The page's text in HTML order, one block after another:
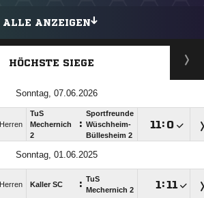
ALLE ANZEIGEN
HÖCHSTE SIEGE
Sonntag, 07.06.2026
Herren
TuS
Mechernich
2
:
Sportfreunde
Wüschheim-
Büllesheim 2
: 
Sonntag, 01.06.2025
Herren Kaller SC : TuS
Mechernich 2
: